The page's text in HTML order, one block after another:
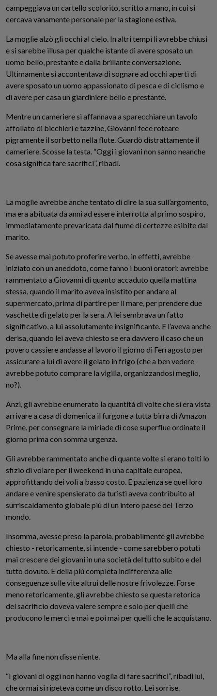
campeggiava un cartello scolorito, scritto a mano, in cui si
cercava vanamente personale per la stagione estiva.
La moglie alzò gli occhi al cielo. In altri tempi li avrebbe chiusi
e si sarebbe illusa per qualche istante di avere sposato un
uomo bello, prestante e dalla brillante conversazione.
Ultimamente si accontentava di sognare ad occhi aperti di
avere sposato un uomo appassionato di pesca e di ciclismo e
di avere per casa un giardiniere bello e prestante.
Mentre un cameriere si affannava a sparecchiare un tavolo
affollato di bicchieri e tazzine, Giovanni fece roteare
pigramente il sorbetto nella flute. Guardò distrattamente il
cameriere. Scosse la testa. “Oggi i giovani non sanno neanche
cosa significa fare sacrifici”, ribadì.
La moglie avrebbe anche tentato di dire la sua sull’argomento,
ma era abituata da anni ad essere interrotta al primo sospiro,
immediatamente prevaricata dal fiume di certezze esibite dal
marito.
Se avesse mai potuto proferire verbo, in effetti, avrebbe
iniziato con un aneddoto, come fanno i buoni oratori: avrebbe
rammentato a Giovanni di quanto accaduto quella mattina
stessa, quando il marito aveva insistito per andare al
supermercato, prima di partire per il mare, per prendere due
vaschette di gelato per la sera. A lei sembrava un fatto
significativo, a lui assolutamente insignificante. E l’aveva anche
derisa, quando lei aveva chiesto se era davvero il caso che un
povero cassiere andasse al lavoro il giorno di Ferragosto per
assicurare a lui di avere il gelato in frigo (che a ben vedere
avrebbe potuto comprare la vigilia, organizzandosi meglio,
no?).
Anzi, gli avrebbe enumerato la quantità di volte che si era vista
arrivare a casa di domenica il furgone a tutta birra di Amazon
Prime, per consegnare la miriade di cose superflue ordinate il
giorno prima con somma urgenza.
Gli avrebbe rammentato anche di quante volte si erano tolti lo
sfizio di volare per il weekend in una capitale europea,
approfittando dei voli a basso costo. E pazienza se quel loro
andare e venire spensierato da turisti aveva contribuito al
surriscaldamento globale più di un intero paese del Terzo
mondo.
Insomma, avesse preso la parola, probabilmente gli avrebbe
chiesto - retoricamente, si intende - come sarebbero potuti
mai crescere dei giovani in una società del tutto subito e del
tutto dovuto. E della più completa indifferenza alle
conseguenze sulle vite altrui delle nostre frivolezze. Forse
meno retoricamente, gli avrebbe chiesto se questa retorica
del sacrificio doveva valere sempre e solo per quelli che
producono le merci e mai e poi mai per quelli che le acquistano.
Ma alla fine non disse niente.
“I giovani di oggi non hanno voglia di fare sacrifici”, ribadì lui,
che ormai si ripeteva come un disco rotto. Lei sorrise.